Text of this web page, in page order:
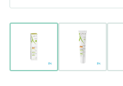
View larger image
View